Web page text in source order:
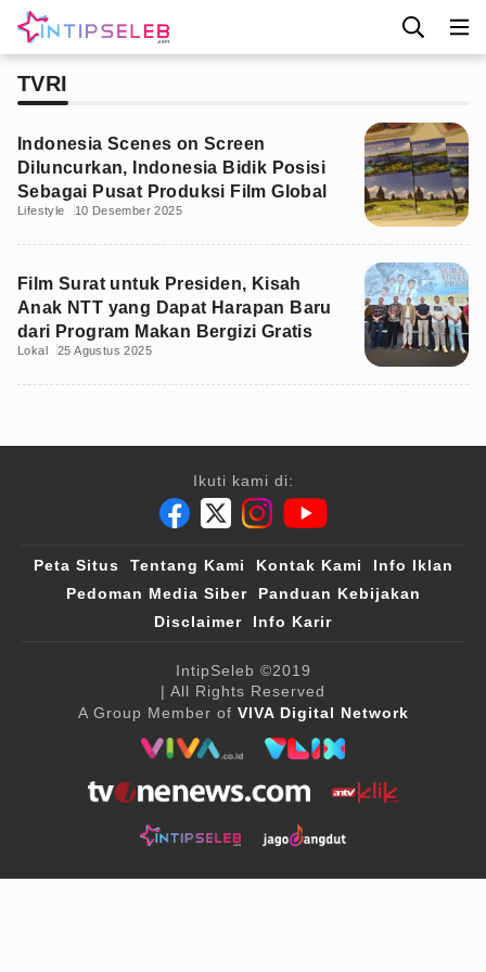
TVRI
Indonesia Scenes on Screen
Diluncurkan, Indonesia Bidik Posisi
Sebagai Pusat Produksi Film Global
Lifestyle 10 Desember 2025
Film Surat untuk Presiden, Kisah
Anak NTT yang Dapat Harapan Baru
dari Program Makan Bergizi Gratis
Lokal 25 Agustus 2025
Ikuti kami di:
Peta Situs Tentang Kami Kontak Kami
Info Iklan
Pedoman Media Siber
Panduan Kebijakan
Disclaimer
Info Karir
IntipSeleb ©2019
| All Rights Reserved
A Group Member of VIVA Digital Network